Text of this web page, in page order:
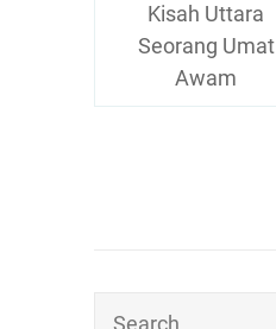
Kisah Uttara
Seorang Umat
Awam